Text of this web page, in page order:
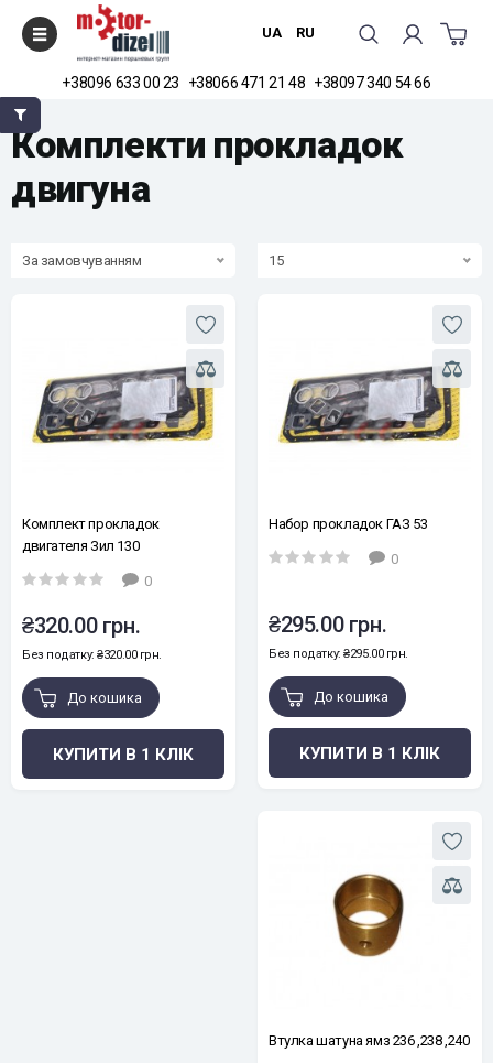
UA RU
+38096 633 00 23 +38066 471 21 48 +38097 340 54 66
Комплекти прокладок двигуна
Комплекти прокладок
двигуна
За замовчуванням 15
Комплект прокладок
двигателя Зил 130
0
₴320.00 грн.
Без податку: ₴320.00 грн.
До кошика
КУПИТИ В 1 КЛІК
Набор прокладок ГАЗ 53
0
₴295.00 грн.
Без податку: ₴295.00 грн.
До кошика
КУПИТИ В 1 КЛІК
Втулка шатуна ямз 236 ,238 ,240